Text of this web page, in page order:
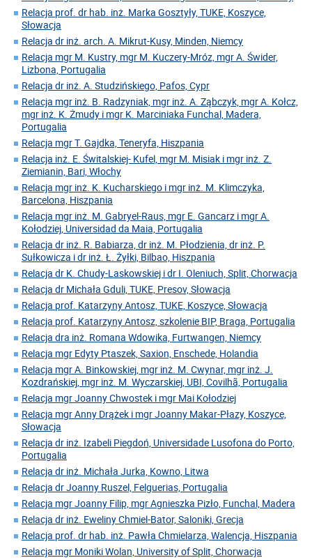
Relacja prof. dr hab. inż. Marka Gosztyły, TUKE, Koszyce,
Słowacja
Relacja dr inż. arch. A. Mikrut-Kusy, Minden, Niemcy
Relacja mgr M. Kustry, mgr M. Kuczery-Mróz, mgr A. Świder,
Lizbona, Portugalia
Relacja dr inż. A. Studzińskiego, Pafos, Cypr
Relacja mgr inż. B. Radzyniak, mgr inż. A. Ząbczyk, mgr A. Kołcz,
mgr inż. K. Żmudy i mgr K. Marciniaka Funchal, Madera,
Portugalia
Relacja mgr T. Gajdka, Teneryfa, Hiszpania
Relacja inż. E. Świtalskiej- Kufel, mgr M. Misiak i mgr inż. Z.
Ziemianin, Bari, Włochy
Relacja mgr inż. K. Kucharskiego i mgr inż. M. Klimczyka,
Barcelona, Hiszpania
Relacja mgr inż. M. Gabryel-Raus, mgr E. Gancarz i mgr A.
Kołodziej, Universidad da Maia, Portugalia
Relacja dr inż. R. Babiarza, dr inż. M. Płodzienia, dr inż. P.
Sułkowicza i dr inż. Ł. Żyłki, Bilbao, Hiszpania
Relacja dr K. Chudy-Laskowskiej i dr I. Oleniuch, Split, Chorwacja
Relacja dr Michała Gduli, TUKE, Presov, Słowacja
Relacja prof. Katarzyny Antosz, TUKE, Koszyce, Słowacja
Relacja prof. Katarzyny Antosz, szkolenie BIP, Braga, Portugalia
Relacja dra inż. Romana Wdowika, Furtwangen, Niemcy
Relacja mgr Edyty Ptaszek, Saxion, Enschede, Holandia
Relacja mgr A. Binkowskiej, mgr inż. M. Cwynar, mgr inż. J.
Kozdrańskiej, mgr inż. M. Wyczarskiej, UBI, Covilhã, Portugalia
Relacja mgr Joanny Chwostek i mgr Mai Kołodziej
Relacja mgr Anny Drążek i mgr Joanny Makar-Płazy, Koszyce,
Słowacja
Relacja dr inż. Izabeli Piegdoń, Universidade Lusofona do Porto,
Portugalia
Relacja dr inż. Michała Jurka, Kowno, Litwa
Relacja dr Joanny Ruszel, Felguerias, Portugalia
Relacja mgr Joanny Filip, mgr Agnieszka Pizło, Funchal, Madera
Relacja dr inż. Eweliny Chmiel-Bator, Saloniki, Grecja
Relacja prof. dr hab. inż. Pawła Chmielarza, Walencja, Hiszpania
Relacja mgr Moniki Wolan, University of Split, Chorwacja